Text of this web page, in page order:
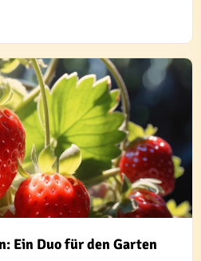
Ein Duo für den Garten